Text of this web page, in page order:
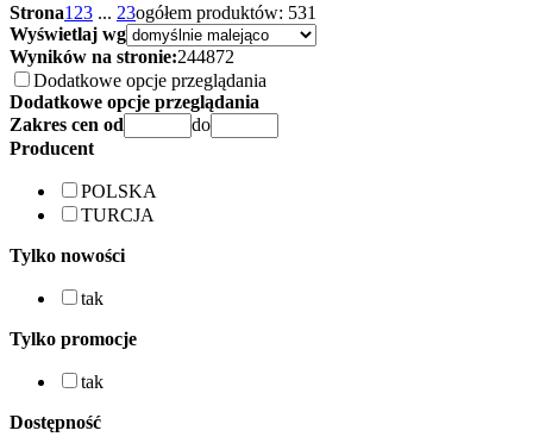
Strona1 23 ... 23ogółem produktów: 531
Wyświetlaj wg
Wyników na stronie:244872
Dodatkowe opcje przeglądania
Dodatkowe opcje przeglądania
Zakres cen od
do
Producent
POLSKA
TURCJA
Tylko nowości
tak
Tylko promocje
tak
Dostępność